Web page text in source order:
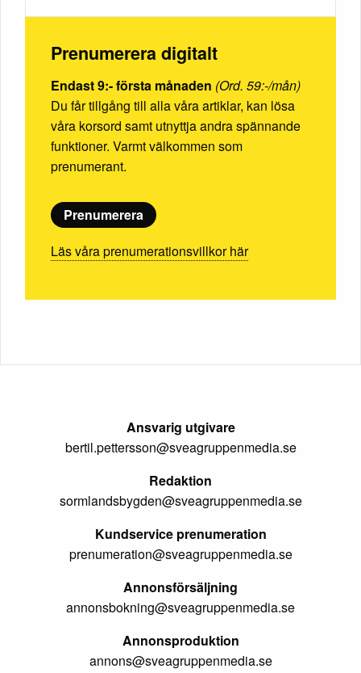
Prenumerera digitalt
Endast 9:- första månaden (Ord. 59:-/mån)
Du får tillgång till alla våra artiklar, kan lösa
våra korsord samt utnyttja andra spännande
funktioner. Varmt välkommen som
prenumerant.
Prenumerera
Läs våra prenumerationsvillkor här
Ansvarig utgivare
bertil.pettersson@sveagruppenmedia.se
Redaktion
sormlandsbygden@sveagruppenmedia.se
Kundservice prenumeration
prenumeration@sveagruppenmedia.se
Annonsförsäljning
annonsbokning@sveagruppenmedia.se
Annonsproduktion
annons@sveagruppenmedia.se